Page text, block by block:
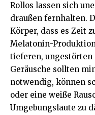
Rollos lassen sich
draußen fernhalten.
Körper, dass es Zeit
Melatonin-
tieferen, ungestörten
Geräusche sollten
notwendig, können
oder eine weiße
Umgebungslaute zu